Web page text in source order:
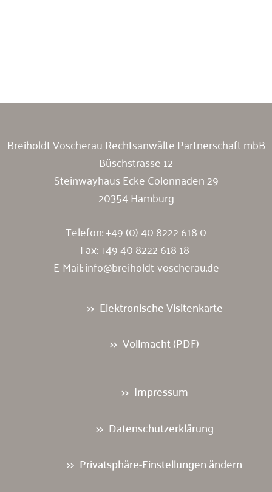
Breiholdt Voscherau Rechtsanwälte Partnerschaft mbB
Büschstrasse 12
Steinwayhaus Ecke Colonnaden 29
20354 Hamburg
Telefon:+49 (0) 40 8222 618 0
Fax: +49 40 8222 618 18
E-Mail:info@breiholdt-voscherau.de
Elektronische Visitenkarte
Vollmacht (PDF)
Impressum
Datenschutzerklärung
Privatsphäre-Einstellungen ändern